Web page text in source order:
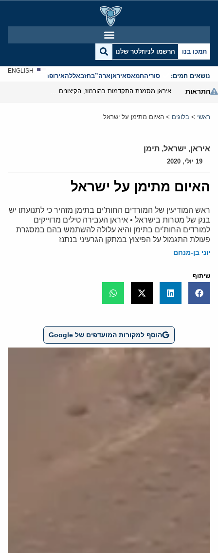
תמכו בנו הרשמו לניוזלטר שלנו
נושאים חמים: סוריהחמאסאיראןארה”בחזבאללהאירופהאנטישמיות
ENGLISH
התראות
ראשי > בלוגים > האיום מתימן על ישראל
איראן, ישראל, תימן
19 יולי, 2020
האיום מתימן על ישראל
ראש המודיעין של המורדים החות'ים בתימן מזהיר כי לתנועתו יש
בנק של מטרות בישראל • איראן העבירה טילים מדוייקים
למורדים החות'ים בתימן והיא עלולה להשתמש בהם במסגרת
פעולת התגמול על הפיצוץ במתקן הגרעיני בנתנז
יוני בן-מנחם
שיתוף
הוסף למקורות המועדפים של Google